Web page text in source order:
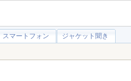
スマートフォン ジャケット聞き